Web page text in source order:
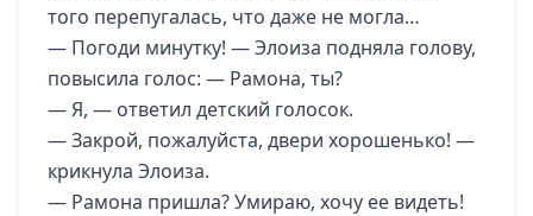
того перепугалась, что даже не могла…
— Погоди минутку! — Элоиза подняла голову,
повысила голос: — Рамона, ты?
— Я, — ответил детский голосок.
— Закрой, пожалуйста, двери хорошенько! —
крикнула Элоиза.
— Рамона пришла? Умираю, хочу ее видеть!